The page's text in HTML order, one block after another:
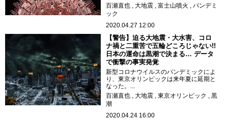
百瀬直也
大地震 富士山噴火
パンデミ
ック
2020.04.27 12:00
【警告】迫る大地震・大水害、コロ
ナ禍と二重苦で五輪どころじゃない!!
日本の運命は黒潮で決まる… データ
で衝撃の事実発覚
新型コロナウイルスのパンデミックによ
り、東京オリンピックは来年夏に延期と
なった。...
百瀬直也
大地震 東京オリンピック
黒
潮
2020.04.24 16:00